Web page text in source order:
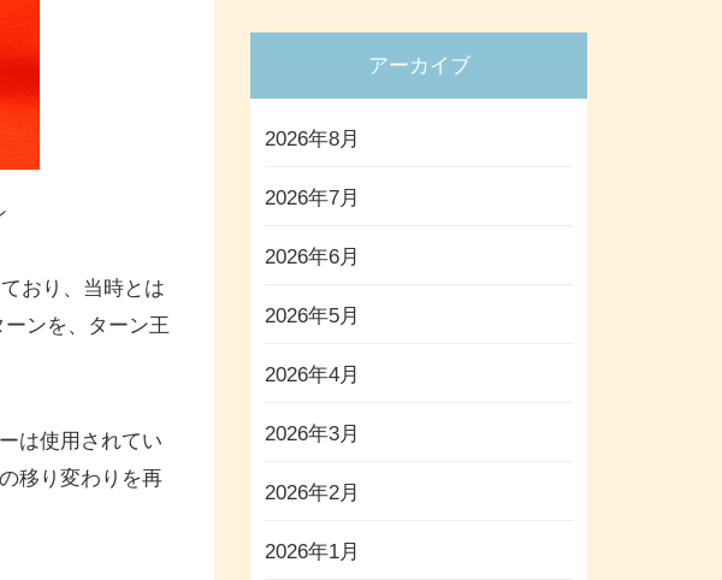
おり、当時とは
ンを、ターン王
は使用されてい
移り変わりを再
アーカイブ
2026年8月
2026年7月
2026年6月
2026年5月
2026年4月
2026年3月
2026年2月
2026年1月